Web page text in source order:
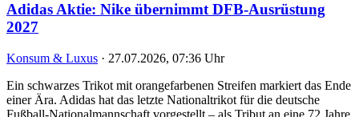
Adidas Aktie: Nike übernimmt DFB-Ausrüstung
2027
Konsum & Luxus · 27.07.2026, 07:36 Uhr
Ein schwarzes Trikot mit orangefarbenen Streifen markiert das Ende
einer Ära. Adidas hat das letzte Nationaltrikot für die deutsche
Fußball-Nationalmannschaft vorgestellt – als Tribut an eine 72 Jahre